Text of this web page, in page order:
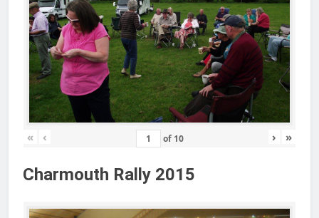
« ‹ of 10 › »
Charmouth Rally 2015